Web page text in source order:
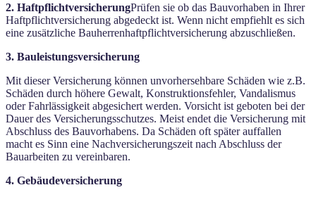
2. HaftpflichtversicherungPrüfen sie ob das Bauvorhaben in Ihrer
Haftpflichtversicherung abgedeckt ist. Wenn nicht empfiehlt es sich
eine zusätzliche Bauherrenhaftpflichtversicherung abzuschließen.
3. Bauleistungsversicherung
Mit dieser Versicherung können unvorhersehbare Schäden wie z.B.
Schäden durch höhere Gewalt, Konstruktionsfehler, Vandalismus
oder Fahrlässigkeit abgesichert werden. Vorsicht ist geboten bei der
Dauer des Versicherungsschutzes. Meist endet die Versicherung mit
Abschluss des Bauvorhabens. Da Schäden oft später auffallen
macht es Sinn eine Nachversicherungszeit nach Abschluss der
Bauarbeiten zu vereinbaren.
4. Gebäudeversicherung